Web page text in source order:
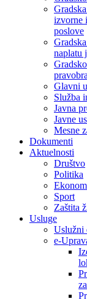
izvorne
poslove
naplatu
Gradsko
Glavni
Služba
Javna
Javne
Mesne
Dokumenti
Aktuelnosti
Društvo
Politika
Sport
Zaštita
Usluge
Uslužni
e-